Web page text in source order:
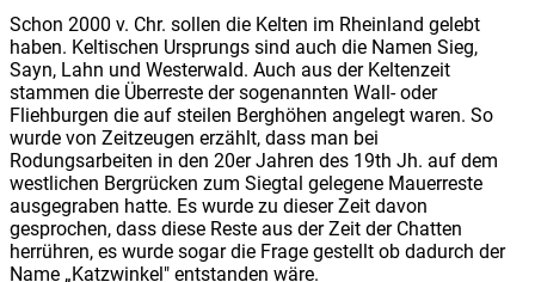
Schon 2000 v. Chr. sollen die Kelten im Rheinland gelebt
haben. Keltischen Ursprungs sind auch die Namen Sieg,
Sayn, Lahn und Westerwald. Auch aus der Keltenzeit
stammen die Überreste der sogenannten Wall- oder
Fliehburgen die auf steilen Berghöhen angelegt waren. So
wurde von Zeitzeugen erzählt, dass man bei
Rodungsarbeiten in den 20er Jahren des 19th Jh. auf dem
westlichen Bergrücken zum Siegtal gelegene Mauerreste
ausgegraben hatte. Es wurde zu dieser Zeit davon
gesprochen, dass diese Reste aus der Zeit der Chatten
herrühren, es wurde sogar die Frage gestellt ob dadurch der
Name „Katzwinkel" entstanden wäre.